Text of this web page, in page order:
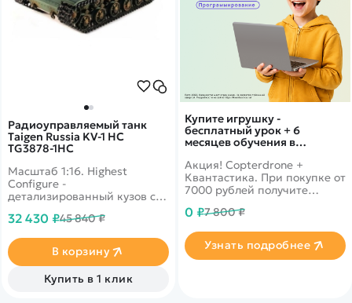
Купите игрушку -
бесплатный урок + 6
месяцев обучения в
Акция! Copterdrone +
Квантастика. При покупке от
7000 рублей получите
нашего партнера
0 ₽7 800 ₽
Узнать подробнее
Радиоуправляемый танк
Taigen Russia KV-1 HC
TG3878-1HC
Масштаб 1:16. Highest
Configure -
детализированный кузов с
металлические детали.
эффекты.
32 430 ₽45 840 ₽
В корзину
Купить в 1 клик